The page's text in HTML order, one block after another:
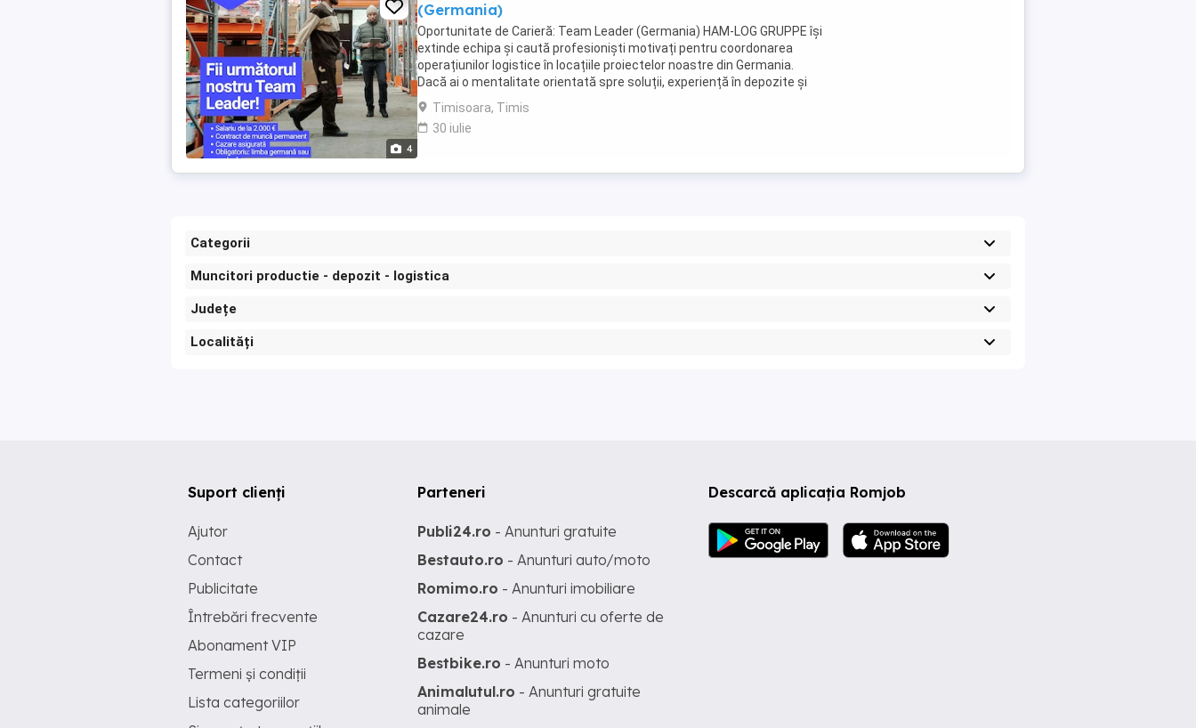
4
(Germania)
Oportunitate de Carieră: Team Leader (Germania) HAM-LOG GRUPPE își
extinde echipa și caută profesioniști motivați pentru coordonarea
operațiunilor logistice în locațiile proiectelor noastre din Germania.
Dacă ai o mentalitate orientată spre soluții, experiență în depozite și
vorbești limba germană ...
Timisoara, Timis
30 iulie
Categorii
Muncitori productie - depozit - logistica
Județe
Localități
Descarcă aplicația Romjob
Suport clienți
Ajutor
Contact
Publicitate
Întrebări frecvente
Abonament VIP
Termeni și condiții
Lista categoriilor
Parteneri
Publi24.ro - Anunturi gratuite
Bestauto.ro - Anunturi auto/moto
Romimo.ro - Anunturi imobiliare
Cazare24.ro - Anunturi cu oferte de
cazare
Bestbike.ro - Anunturi moto
Animalutul.ro - Anunturi gratuite
animale